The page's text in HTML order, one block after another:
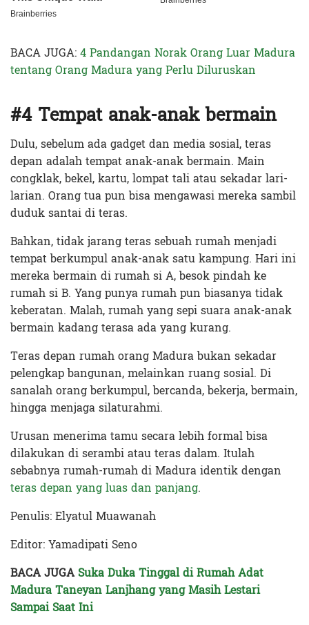
BACA JUGA:4 Pandangan Norak Orang Luar Madura
tentang Orang Madura yang Perlu Diluruskan
#4 Tempat anak-anak bermain
Dulu, sebelum ada gadget dan media sosial, teras
depan adalah tempat anak-anak bermain. Main
congklak, bekel, kartu, lompat tali atau sekadar lari-
larian. Orang tua pun bisa mengawasi mereka sambil
duduk santai di teras.
Bahkan, tidak jarang teras sebuah rumah menjadi
tempat berkumpul anak-anak satu kampung. Hari ini
mereka bermain di rumah si A, besok pindah ke
rumah si B. Yang punya rumah pun biasanya tidak
keberatan. Malah, rumah yang sepi suara anak-anak
bermain kadang terasa ada yang kurang.
Teras depan rumah orang Madura bukan sekadar
pelengkap bangunan, melainkan ruang sosial. Di
sanalah orang berkumpul, bercanda, bekerja, bermain,
hingga menjaga silaturahmi.
Urusan menerima tamu secara lebih formal bisa
dilakukan di serambi atau teras dalam. Itulah
sebabnya rumah-rumah di Madura identik dengan
teras depan yang luas dan panjang.
Penulis: Elyatul Muawanah
Editor: Yamadipati Seno
BACA JUGA Suka Duka Tinggal di Rumah Adat
Madura Taneyan Lanjhang yang Masih Lestari
Sampai Saat Ini